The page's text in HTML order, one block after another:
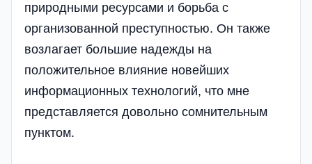
природными ресурсами и борьба с
организованной преступностью. Он также
возлагает большие надежды на
положительное влияние новейших
информационных технологий, что мне
представляется довольно сомнительным
пунктом.